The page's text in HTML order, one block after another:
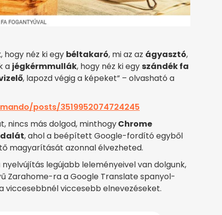
, hogy néz ki egy béltakaró, mi az az ágyasztó,
a jégkérmmullák, hogy néz ki egy szándék fa
, lapozd végig a képeket” – olvasható a
posts/3519952074724245
nincs más dolgod, minthogyChrome
, ahol a beépített Google-fordító egyből
magyarítását azonnal élvezheted.
legújabb leleményeivel van dolgunk,
Zarahome-ra a Google Translate spanyol-
viccesebbnél viccesebb elnevezéseket.